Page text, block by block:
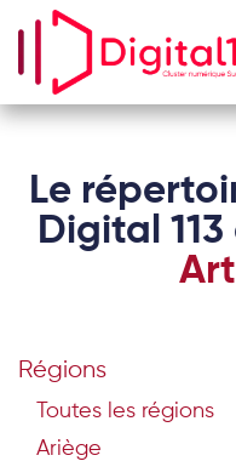
Se rendre au contenu
Le
Digital 113
Régions
Toutes les régions
Ariège